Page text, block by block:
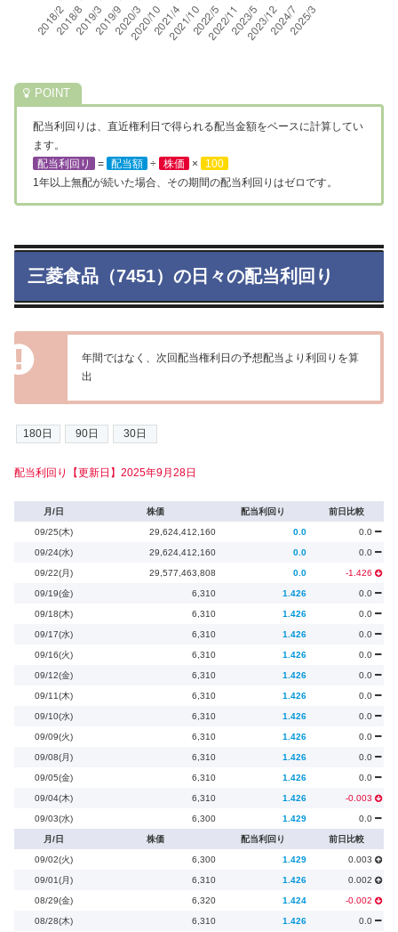
配当利回りは、直近権利日で得られる配当金額をベースに計算してい
ます。
配当利回り
= 配当額 ÷ 株価 ×
100
1年以上無配が続いた場合、その期間の配当利回りはゼロです。
三菱食品（7451）の日々の配当利回り
年間ではなく、次回配当権利日の予想配当より利回りを算
出
配当利回り【更新日】2025年9月28日
月/日 株価 配当利回り 前日比較
09/25(木) 29,624,412,160 0.0 0.0
09/24(水) 29,624,412,160 0.0 0.0
09/22(月) 29,577,463,808 0.0 -1.426
09/19(金) 6,310 1.426 0.0
09/18(木) 6,310 1.426 0.0
09/17(水) 6,310 1.426 0.0
09/16(火) 6,310 1.426 0.0
09/12(金) 6,310 1.426 0.0
09/11(木) 6,310 1.426 0.0
09/10(水) 6,310 1.426 0.0
09/09(火) 6,310 1.426 0.0
09/08(月) 6,310 1.426 0.0
09/05(金) 6,310 1.426 0.0
09/04(木) 6,310 1.426 -0.003
09/03(水) 6,300 1.429 0.0
月/日 株価 配当利回り 前日比較
09/02(火) 6,300 1.429 0.003
09/01(月) 6,310 1.426 0.002
08/29(金) 6,320 1.424 -0.002
08/28(木) 6,310 1.426 0.0